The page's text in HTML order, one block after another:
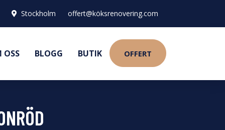
Stockholm offert@köksrenovering.com
OSS BLOGG BUTIK OFFERT